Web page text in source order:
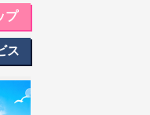
プ
ス